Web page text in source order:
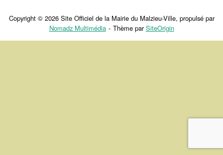
Copyright © 2026 Site Officiel de la Mairie du Malzieu-Ville, propulsé par
Nomadz Multimédia
Thème parSiteOrigin